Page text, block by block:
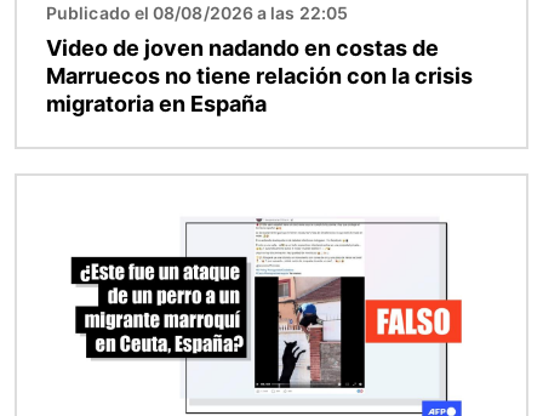
Publicado el 08/08/2026 a las 22:05
Video de joven nadando en costas de
Marruecos no tiene relación con la crisis
migratoria en España